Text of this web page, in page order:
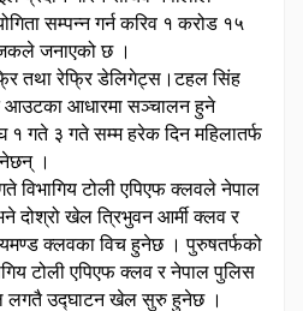
सम्पन्न गर्न करिव १ करोड १५
जनाएको छ ।
तथा रेफ्रि डेलिगेट्स।टहल सिंह
आधारमा सञ्चालन हुने
१ गते ३ गते सम्म हरेक दिन महिलातर्फ
।
विभागिय टोली एपिएफ क्लवले नेपाल
दोश्रो खेल त्रिभुवन आर्मी क्लव र
क्लवका विच हुनेछ । पुरुषतर्फको
टोली एपिएफ क्लव र नेपाल पुलिस
लगतै उद्घाटन खेल सुरु हुनेछ ।